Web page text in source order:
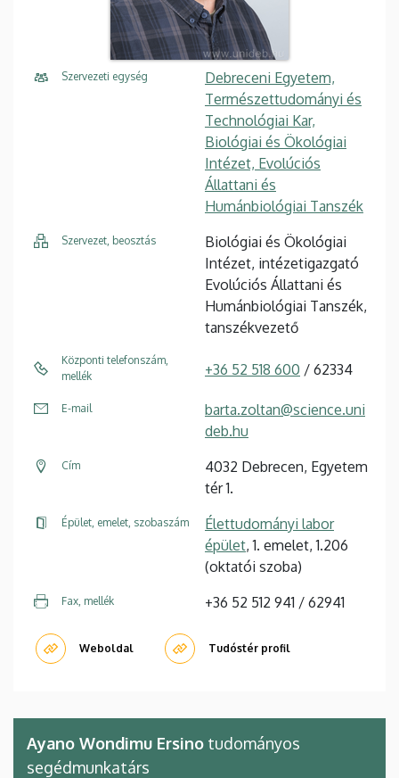
Szervezeti egység
Debreceni Egyetem,
Természettudományi és
Technológiai Kar,
Biológiai és Ökológiai
Intézet, Evolúciós
Állattani és
Humánbiológiai Tanszék
Szervezet, beosztás
Biológiai és Ökológiai
Intézet, intézetigazgató
Evolúciós Állattani és
Humánbiológiai Tanszék,
tanszékvezető
Központi telefonszám,
mellék
+36 52 518 600 / 62334
E-mail
barta.zoltan@science.uni
deb.hu
Cím
4032 Debrecen, Egyetem
tér 1.
Épület, emelet, szobaszám
Élettudományi labor
épület, 1. emelet, 1.206
(oktatói szoba)
Fax, mellék +36 52 512 941 / 62941
Weboldal Tudóstér profil
Ayano Wondimu Ersino tudományos
segédmunkatárs